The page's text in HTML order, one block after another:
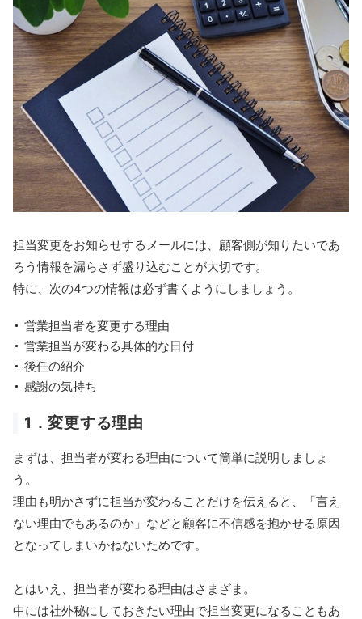
担当変更をお知らせするメールには、顧客側が知りたいであ
ろう情報を漏らさず盛り込むことが大切です。
特に、次の4つの情報は必ず書くようにしましょう。
営業担当者を変更する理由
営業担当が変わる具体的な日付
後任の紹介
感謝の気持ち
1．変更する理由
まずは、担当者が変わる理由について簡単に説明しましょ
う。
理由も明かさずに担当が変わることだけを伝えると、「言え
ない理由でもあるのか」などと顧客に不信感を抱かせる原因
となってしまいかねないためです。
とはいえ、担当者が変わる理由はさまざま。
中には社外秘にしておきたい理由で担当変更になることもあ